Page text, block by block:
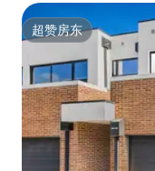
超赞房东
超赞房东